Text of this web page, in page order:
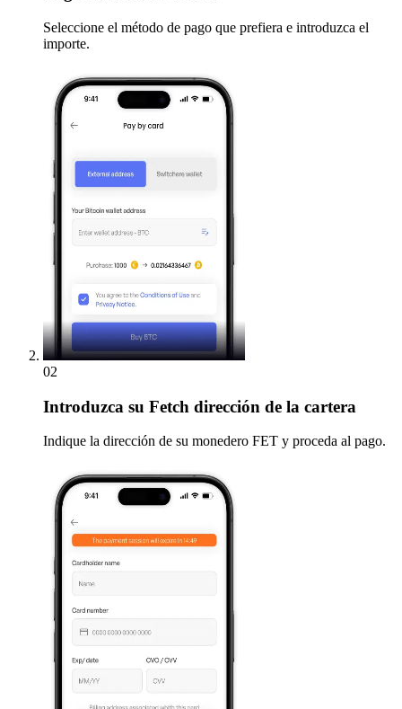
Seleccione el método de pago que prefiera e introduzca el
importe.
02
Introduzca su Fetch dirección de la cartera
Indique la dirección de su monedero FET y proceda al pago.